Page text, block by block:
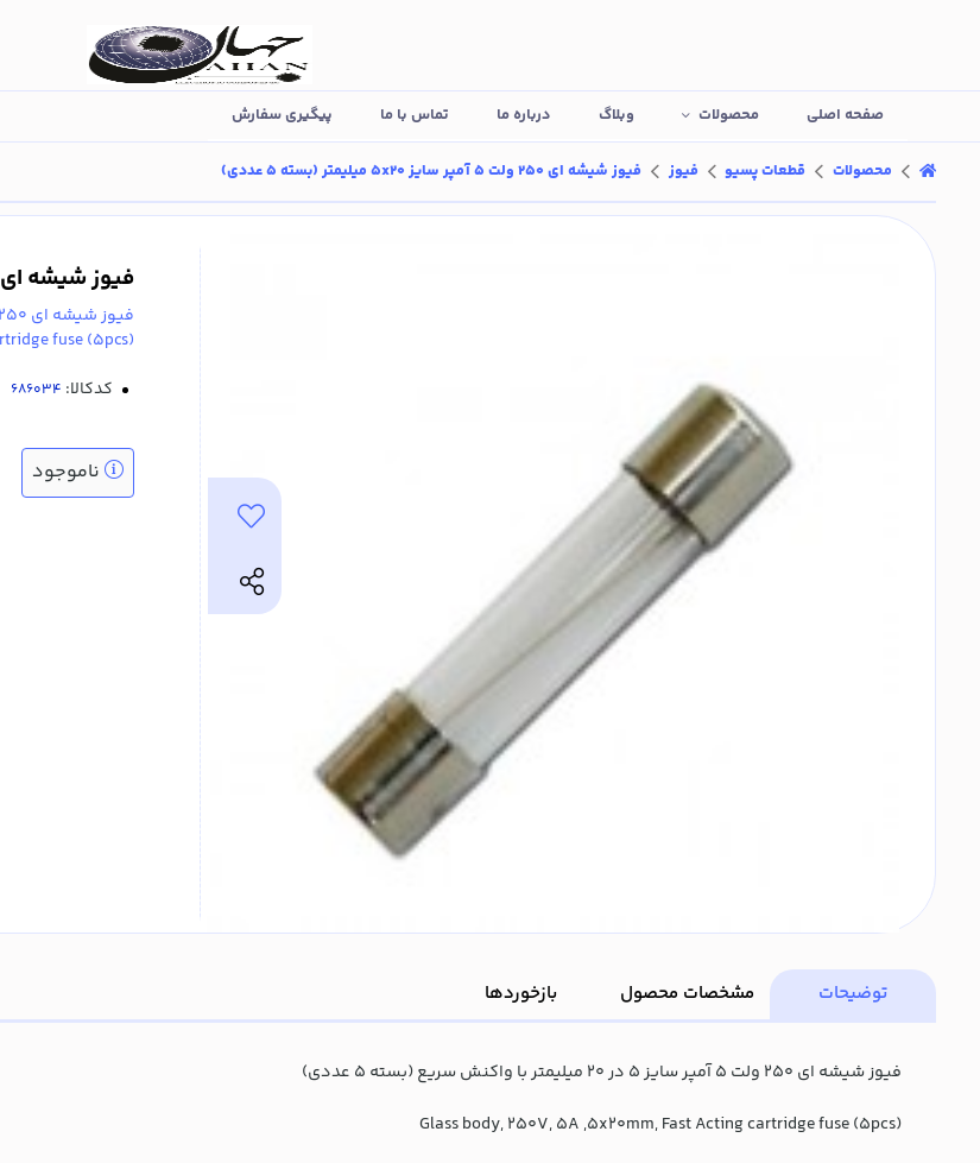
صفحه اصلی محصولات وبلاگ درباره ما تماس با ما پیگیری سفارش
محصولات قطعات پسیو فیوز فیوز شیشه ای 250 ولت 5 آمپر سایز 5x20 میلیمتر (بسته 5 عددی)
فیوز شیشه ای 250 ولت 5 آمپر سایز 5x20 میلیمتر (بسته 5 عددی)
فیوز شیشه ای 250 ولت 5 آمپر سایز 5x20 میلیمتر با واکنش سریع (بسته 5 عددی)
(Glass body, 5V, 5A ,5x20mm, Fast Acting cartridge fuse (5pcs
کدکالا:
ناموجود
توضیحات مشخصات محصول بازخوردها
فیوز شیشه ای 250 ولت 5 آمپر سایز 5 در 20 میلیمتر با واکنش سریع (بسته 5 عددی)
(Glass body, 250V, 5A ,5x20mm, Fast Acting cartridge fuse (5pcs